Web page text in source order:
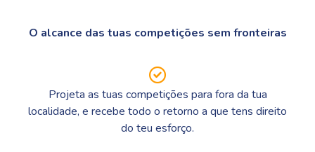
O alcance das tuas competições sem fronteiras
Projeta as tuas competições para fora da tua
localidade, e recebe todo o retorno a que tens direito
do teu esforço.